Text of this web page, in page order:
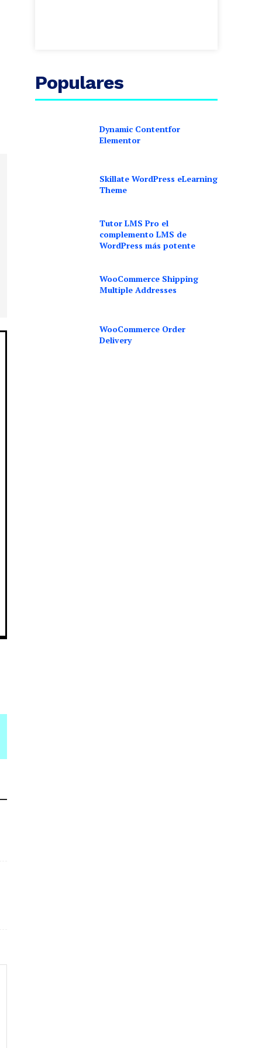
Populares
Dynamic Contentfor
Elementor
Skillate WordPress eLearning
Theme
Tutor LMS Pro el
complemento LMS de
WordPress más potente
WooCommerce Shipping
Multiple Addresses
WooCommerce Order
Delivery